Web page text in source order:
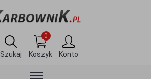
Szukaj
0
Koszyk Konto